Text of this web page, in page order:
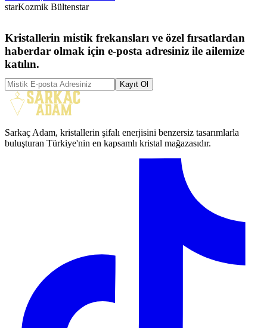
starKozmik Bültenstar
Kristallerin mistik frekansları ve özel fırsatlardan
haberdar olmak için e-posta adresiniz ile ailemize
katılın.
Kayıt Ol
Sarkaç Adam, kristallerin şifalı enerjisini benzersiz tasarımlarla
buluşturan Türkiye'nin en kapsamlı kristal mağazasıdır.